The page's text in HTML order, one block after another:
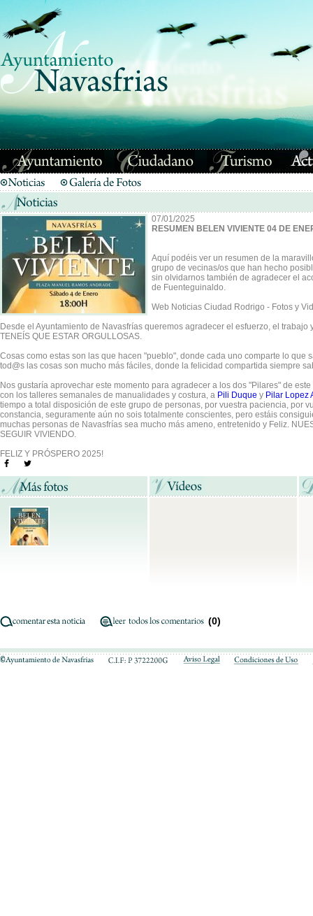
07/01/2025
RESUMEN BELEN VIVIENTE 04 DE
Aquí podéis ver un resumen de la
grupo de vecinas/os que han hecho
sin olvidarnos también de agradecer el
de Fuenteguinaldo.
Web Noticias Ciudad Rodrigo - Fotos y
Desde el Ayuntamiento de Navasfrías queremos agradecer el esfuerzo, el
TENEÍS QUE ESTAR ORGULLOSAS.
Cosas como estas son las que hacen "pueblo", donde cada uno comparte lo que
tod@s las cosas son mucho más fáciles, donde la felicidad compartida siempre
Nos gustaría aprovechar este momento para agradecer a los dos "Pilares" de
con los talleres semanales de manualidades y costura, a Pili Duque y Pilar Lopez
tiempo a total disposición de este grupo de personas, por vuestra paciencia, por
constancia, seguramente aún no sois totalmente conscientes, pero estáis
muchas personas de Navasfrías sea mucho más ameno, entretenido y Feliz.
SEGUIR VIVIENDO.
FELIZ Y PRÓSPERO 2025!
(0)